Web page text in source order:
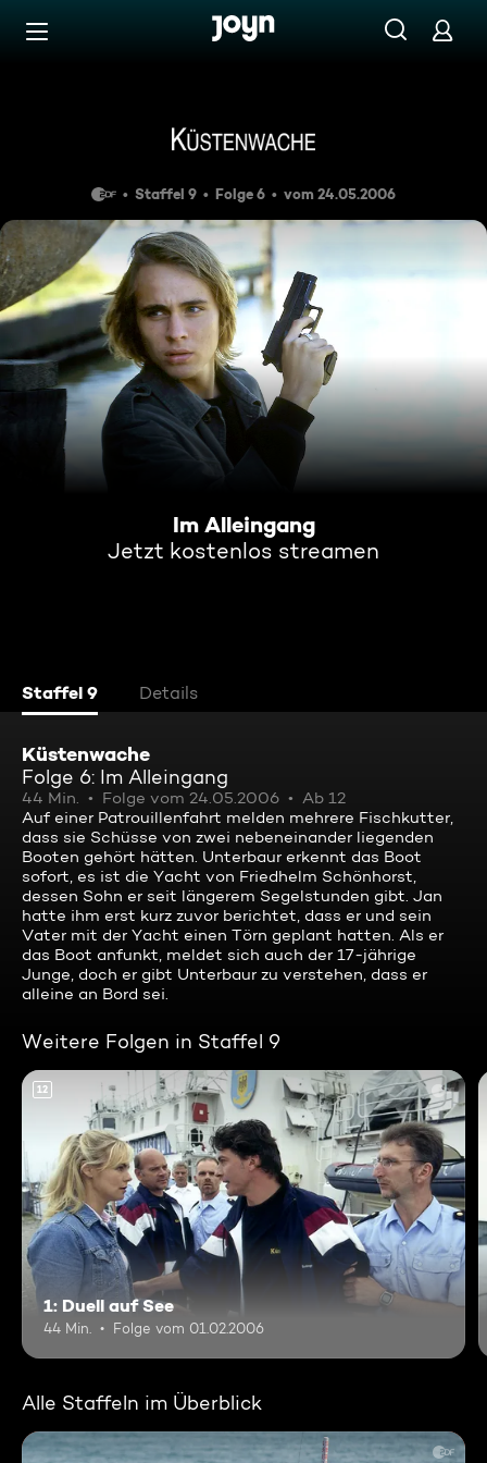
Zum Inhalt springen
Staffel 9 Folge 6 vom 24.05.2006
Im Alleingang
Jetzt kostenlos streamen
Staffel 9 Details
Küstenwache
Folge 6: Im Alleingang
44 Min. Folge vom 24.05.2006
Ab 12
Auf einer Patrouillenfahrt melden mehrere Fischkutter,
dass sie Schüsse von zwei nebeneinander liegenden
Booten gehört hätten. Unterbaur erkennt das Boot
sofort, es ist die Yacht von Friedhelm Schönhorst,
dessen Sohn er seit längerem Segelstunden gibt. Jan
hatte ihm erst kurz zuvor berichtet, dass er und sein
Vater mit der Yacht einen Törn geplant hatten. Als er
das Boot anfunkt, meldet sich auch der 17-jährige
Junge, doch er gibt Unterbaur zu verstehen, dass er
alleine an Bord sei.
Weitere Folgen in Staffel 9
12
1: Duell auf See
44 Min. Folge vom 01.02.2006
Alle Staffeln im Überblick